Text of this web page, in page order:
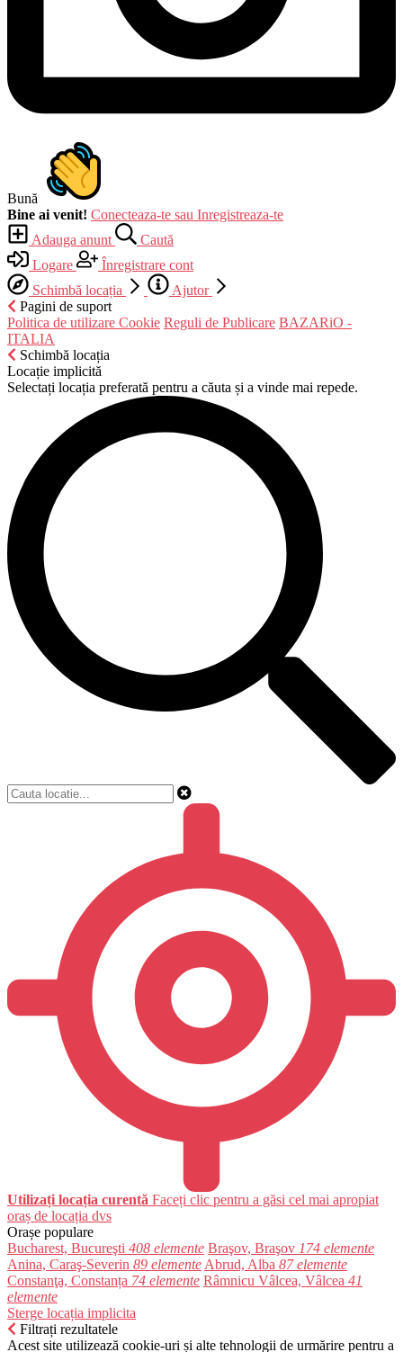
Bună
Bine ai venit! Conecteaza-te sau Inregistreaza-te
Adauga anunt
Caută
Logare
Înregistrare cont
Schimbă locația
Ajutor
Pagini de suport
Politica de utilizare Cookie Reguli de Publicare BAZARiO -
ITALIA
Schimbă locația
Locație implicită
Selectați locația preferată pentru a căuta și a vinde mai repede.
Utilizați locația curentă Faceți clic pentru a găsi cel mai apropiat
oraș de locația dvs
Orașe populare
Bucharest, Bucureşti 408 elemente Braşov, Braşov 174 elemente
Anina, Caraş-Severin 89 elemente Abrud, Alba 87 elemente
Constanţa, Constanța 74 elemente Râmnicu Vâlcea, Vâlcea 41
elemente
Sterge locația implicita
Filtrați rezultatele
Acest site utilizează cookie-uri și alte tehnologii de urmărire pentru a